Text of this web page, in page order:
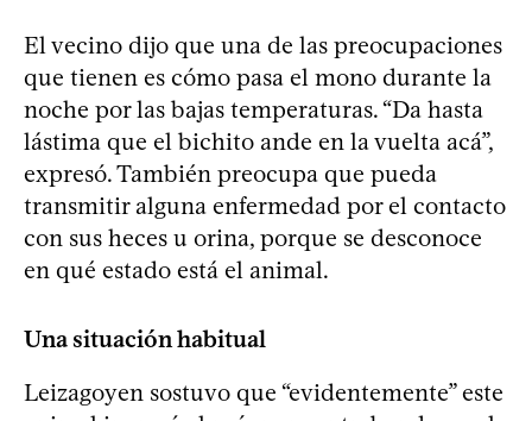
El vecino dijo que una de las preocupaciones
que tienen es cómo pasa el mono durante la
noche por las bajas temperaturas. “Da hasta
lástima que el bichito ande en la vuelta acá”,
expresó. También preocupa que pueda
transmitir alguna enfermedad por el contacto
con sus heces u orina, porque se desconoce
en qué estado está el animal.
Una situación habitual
Leizagoyen sostuvo que “evidentemente” este